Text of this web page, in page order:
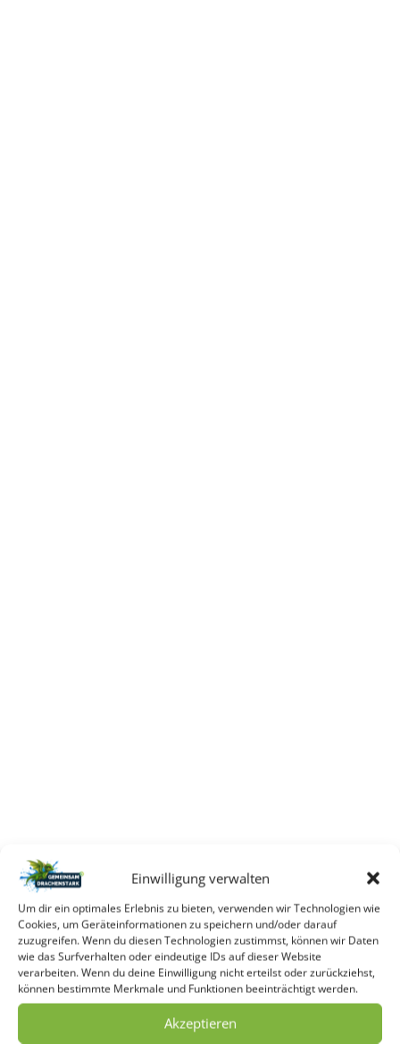
Einwilligung verwalten
Um dir ein optimales Erlebnis zu bieten, verwenden wir Technologien wie
Cookies, um Geräteinformationen zu speichern und/oder darauf
zuzugreifen. Wenn du diesen Technologien zustimmst, können wir Daten
wie das Surfverhalten oder eindeutige IDs auf dieser Website
verarbeiten. Wenn du deine Einwilligung nicht erteilst oder zurückziehst,
können bestimmte Merkmale und Funktionen beeinträchtigt werden.
Akzeptieren